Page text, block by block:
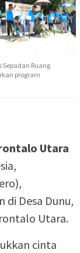
Sepadan Ruang
program
Utara
Desa Dunu,
Utara.
cinta